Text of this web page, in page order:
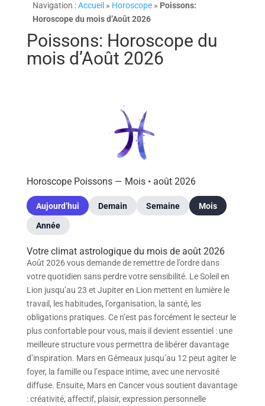
Navigation :Accueil » Horoscope» Poissons:
Horoscope du mois d’Août 2026
Poissons: Horoscope du
mois d’Août 2026
Horoscope Poissons — Mois • août 2026
Aujourd’hui Demain Semaine Mois
Année
Votre climat astrologique du mois de août 2026
Août 2026 vous demande de remettre de l’ordre dans
votre quotidien sans perdre votre sensibilité. Le Soleil en
Lion jusqu’au 23 et Jupiter en Lion mettent en lumière le
travail, les habitudes, l’organisation, la santé, les
obligations pratiques. Ce n’est pas forcément le secteur le
plus confortable pour vous, mais il devient essentiel : une
meilleure structure vous permettra de libérer davantage
d’inspiration. Mars en Gémeaux jusqu’au 12 peut agiter le
foyer, la famille ou l’espace intime, avec une nervosité
diffuse. Ensuite, Mars en Cancer vous soutient davantage
: créativité, affectif, plaisir, expression personnelle